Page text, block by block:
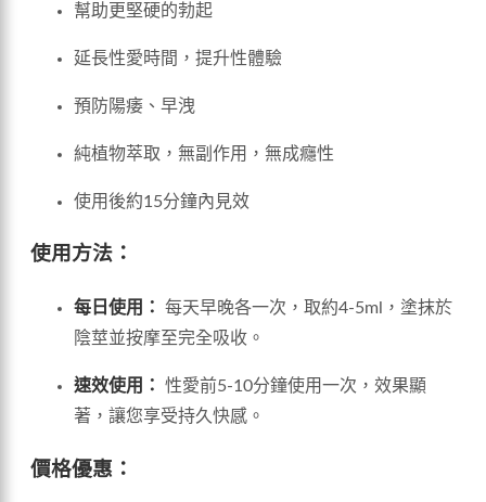
幫助更堅硬的勃起
延長性愛時間，提升性體驗
預防陽痿、早洩
純植物萃取，無副作用，無成癮性
使用後約15分鐘內見效
使用方法：
每日使用：
每天早晚各一次，取約4-5ml，塗抹於
陰莖並按摩至完全吸收。
速效使用：
性愛前5-10分鐘使用一次，效果顯
著，讓您享受持久快感。
價格優惠：